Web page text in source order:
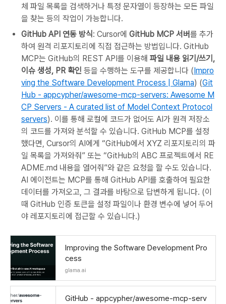
체 파일 목록을 검색하거나 특정 문자열이 등장하는 모든 파일
을 찾는 등의 작업이 가능합니다.
GitHub API 연동 방식 : Cursor에 GitHub MCP 서버를 추가
하여 원격 리포지토리에 직접 접근하는 방법입니다. GitHub
MCP는 GitHub의 REST API를 이용해 파일 내용 읽기/쓰기,
이슈 생성, PR 확인 등을 수행하는 도구를 제공합니다 (Impro
ving the Software Development Process | Glama) (Git
Hub - appcypher/awesome-mcp-servers: Awesome M
CP Servers - A curated list of Model Context Protocol
servers). 이를 통해 로컬에 코드가 없어도 AI가 원격 저장소
의 코드를 가져와 분석할 수 있습니다. GitHub MCP를 설정
했다면, Cursor의 AI에게 “GitHub에서 XYZ 리포지토리의 파
일 목록을 가져와줘” 또는 “GitHub의 ABC 프로젝트에서 RE
ADME.md 내용을 열어줘”와 같은 요청을 할 수도 있습니다.
AI 에이전트는 MCP를 통해 GitHub API를 호출하여 필요한
데이터를 가져오고, 그 결과를 바탕으로 답변하게 됩니다. (이
때 GitHub 인증 토큰을 설정 파일이나 환경 변수에 넣어 두어
야 레포지토리에 접근할 수 있습니다.)
Improving the Software Development Pro
cess
glama.ai
GitHub - appcypher/awesome-mcp-serv